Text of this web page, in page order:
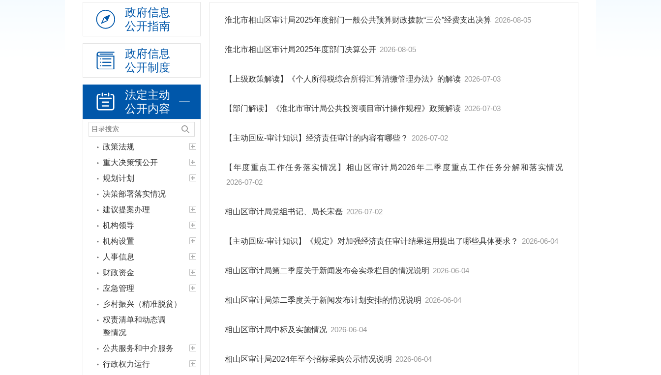
政府信息
公开指南
政府信息
公开制度
法定主动
公开内容
政策法规
重大决策预公开
规划计划
决策部署落实情况
建议提案办理
机构领导
机构设置
人事信息
财政资金
应急管理
乡村振兴（精准脱贫）
权责清单和动态调
整情况
公共服务和中介服务
行政权力运行
淮北市相山区审计局2025年度部门一般公共预算财政拨款“三公”经费支出决算 2026-08-05
淮北市相山区审计局2025年度部门决算公开 2026-08-05
【上级政策解读】《个人所得税综合所得汇算清缴管理办法》的解读 2026-07-03
【部门解读】《淮北市审计局公共投资项目审计操作规程》政策解读 2026-07-03
【主动回应-审计知识】经济责任审计的内容有哪些？ 2026-07-02
【年度重点工作任务落实情况】相山区审计局2026年二季度重点工作任务分解和落实情况
2026-07-02
相山区审计局党组书记、局长宋磊 2026-07-02
【主动回应-审计知识】《规定》对加强经济责任审计结果运用提出了哪些具体要求？ 2026-06-04
相山区审计局第二季度关于新闻发布会实录栏目的情况说明 2026-06-04
相山区审计局第二季度关于新闻发布计划安排的情况说明 2026-06-04
相山区审计局中标及实施情况 2026-06-04
相山区审计局2024年至今招标采购公示情况说明 2026-06-04